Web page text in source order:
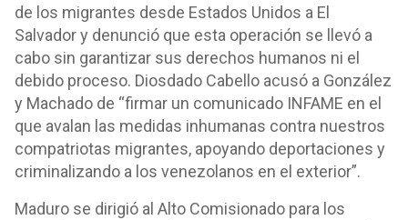
de los migrantes desde Estados Unidos a El
Salvador y denunció que esta operación se llevó a
cabo sin garantizar sus derechos humanos ni el
debido proceso. Diosdado Cabello acusó a González
y Machado de “firmar un comunicado INFAME en el
que avalan las medidas inhumanas contra nuestros
compatriotas migrantes, apoyando deportaciones y
criminalizando a los venezolanos en el exterior”.
Maduro se dirigió al Alto Comisionado para los